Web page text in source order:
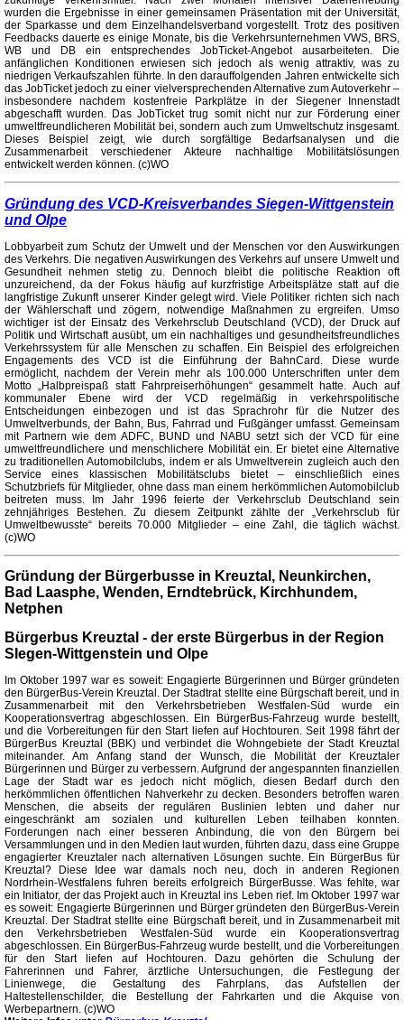
wurden die Ergebnisse in einer gemeinsamen Präsentation mit der Universität,
der Sparkasse und dem Einzelhandelsverband vorgestellt. Trotz des positiven
Feedbacks dauerte es einige Monate, bis die Verkehrsunternehmen VWS, BRS,
WB und DB ein entsprechendes JobTicket-Angebot ausarbeiteten. Die
anfänglichen Konditionen erwiesen sich jedoch als wenig attraktiv, was zu
niedrigen Verkaufszahlen führte. In den darauffolgenden Jahren entwickelte sich
das JobTicket jedoch zu einer vielversprechenden Alternative zum Autoverkehr –
insbesondere nachdem kostenfreie Parkplätze in der Siegener Innenstadt
abgeschafft wurden. Das JobTicket trug somit nicht nur zur Förderung einer
umweltfreundlicheren Mobilität bei, sondern auch zum Umweltschutz insgesamt.
Dieses Beispiel zeigt, wie durch sorgfältige Bedarfsanalysen und die
Zusammenarbeit verschiedener Akteure nachhaltige Mobilitätslösungen
entwickelt werden können. (c)WO
Gründung des VCD-Kreisverbandes Siegen-Wittgenstein
und Olpe
Lobbyarbeit zum Schutz der Umwelt und der Menschen vor den Auswirkungen
des Verkehrs. Die negativen Auswirkungen des Verkehrs auf unsere Umwelt und
Gesundheit nehmen stetig zu. Dennoch bleibt die politische Reaktion oft
unzureichend, da der Fokus häufig auf kurzfristige Arbeitsplätze statt auf die
langfristige Zukunft unserer Kinder gelegt wird. Viele Politiker richten sich nach
der Wählerschaft und zögern, notwendige Maßnahmen zu ergreifen. Umso
wichtiger ist der Einsatz des Verkehrsclub Deutschland (VCD), der Druck auf
Politik und Wirtschaft ausübt, um ein nachhaltiges und gesundheitsfreundliches
Verkehrssystem für alle Menschen zu schaffen. Ein Beispiel des erfolgreichen
Engagements des VCD ist die Einführung der BahnCard. Diese wurde
ermöglicht, nachdem der Verein mehr als 100.000 Unterschriften unter dem
Motto „Halbpreispaß statt Fahrpreiserhöhungen“ gesammelt hatte. Auch auf
kommunaler Ebene wird der VCD regelmäßig in verkehrspolitische
Entscheidungen einbezogen und ist das Sprachrohr für die Nutzer des
Umweltverbunds, der Bahn, Bus, Fahrrad und Fußgänger umfasst. Gemeinsam
mit Partnern wie dem ADFC, BUND und NABU setzt sich der VCD für eine
umweltfreundlichere und menschlichere Mobilität ein. Er bietet eine Alternative
zu traditionellen Automobilclubs, indem er als Umweltverein zugleich auch den
Service eines klassischen Mobilitätsclubs bietet – einschließlich eines
Schutzbriefs für Mitglieder, ohne dass man einem herkömmlichen Automobilclub
beitreten muss. Im Jahr 1996 feierte der Verkehrsclub Deutschland sein
zehnjähriges Bestehen. Zu diesem Zeitpunkt zählte der „Verkehrsclub für
Umweltbewusste“ bereits 70.000 Mitglieder – eine Zahl, die täglich wächst.
(c)WO
Gründung der Bürgerbusse in Kreuztal, Neunkirchen,
Bad Laasphe, Wenden, Erndtebrück, Kirchhundem,
Netphen
Bürgerbus Kreuztal - der erste Bürgerbus in der Region
SIegen-Wittgenstein und Olpe
Im Oktober 1997 war es soweit: Engagierte Bürgerinnen und Bürger gründeten
den BürgerBus-Verein Kreuztal. Der Stadtrat stellte eine Bürgschaft bereit, und in
Zusammenarbeit mit den Verkehrsbetrieben Westfalen-Süd wurde ein
Kooperationsvertrag abgeschlossen. Ein BürgerBus-Fahrzeug wurde bestellt,
und die Vorbereitungen für den Start liefen auf Hochtouren. Seit 1998 fährt der
BürgerBus Kreuztal (BBK) und verbindet die Wohngebiete der Stadt Kreuztal
miteinander. Am Anfang stand der Wunsch, die Mobilität der Kreuztaler
Bürgerinnen und Bürger zu verbessern. Aufgrund der angespannten finanziellen
Lage der Stadt war es jedoch nicht möglich, diesen Bedarf durch den
herkömmlichen öffentlichen Nahverkehr zu decken. Besonders betroffen waren
Menschen, die abseits der regulären Buslinien lebten und daher nur
eingeschränkt am sozialen und kulturellen Leben teilhaben konnten.
Forderungen nach einer besseren Anbindung, die von den Bürgern bei
Versammlungen und in den Medien laut wurden, führten dazu, dass eine Gruppe
engagierter Kreuztaler nach alternativen Lösungen suchte. Ein BürgerBus für
Kreuztal? Diese Idee war damals noch neu, doch in anderen Regionen
Nordrhein-Westfalens fuhren bereits erfolgreich BürgerBusse. Was fehlte, war
ein Initiator, der das Projekt auch in Kreuztal ins Leben rief. Im Oktober 1997 war
es soweit: Engagierte Bürgerinnen und Bürger gründeten den BürgerBus-Verein
Kreuztal. Der Stadtrat stellte eine Bürgschaft bereit, und in Zusammenarbeit mit
den Verkehrsbetrieben Westfalen-Süd wurde ein Kooperationsvertrag
abgeschlossen. Ein BürgerBus-Fahrzeug wurde bestellt, und die Vorbereitungen
für den Start liefen auf Hochtouren. Dazu gehörten die Schulung der
Fahrerinnen und Fahrer, ärztliche Untersuchungen, die Festlegung der
Linienwege, die Gestaltung des Fahrplans, das Aufstellen der
Haltestellenschilder, die Bestellung der Fahrkarten und die Akquise von
Werbepartnern. (c)WO